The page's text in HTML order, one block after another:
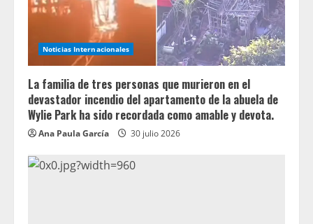
Noticias Internacionales
La familia de tres personas que murieron en el
devastador incendio del apartamento de la abuela de
Wylie Park ha sido recordada como amable y devota.
Ana Paula García 30 julio 2026